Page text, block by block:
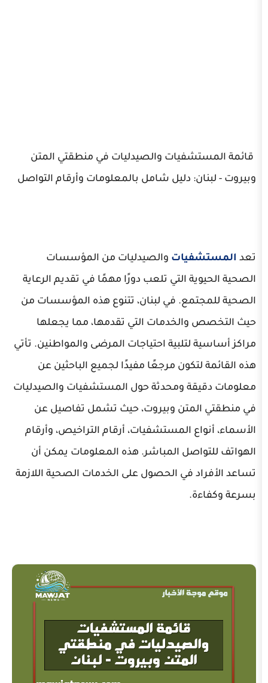
والصيدليات في منطقتي المتن
دليل شامل بالمعلومات وأرقام التواصل
والصيدليات من المؤسسات
التي تلعب دورًا مهمًا في تقديم الرعاية
في لبنان، تتنوع هذه المؤسسات من
التي تقدمها، مما يجعلها
لتلبية احتياجات المرضى والمواطنين. تأتي
مرجعًا مفيدًا لجميع الباحثين عن
ومحدثة حول المستشفيات والصيدليات
وبيروت، حيث تشمل تفاصيل عن
المستشفيات، أرقام التراخيص، وأرقام
المباشر. هذه المعلومات يمكن أن
في الحصول على الخدمات الصحية اللازمة